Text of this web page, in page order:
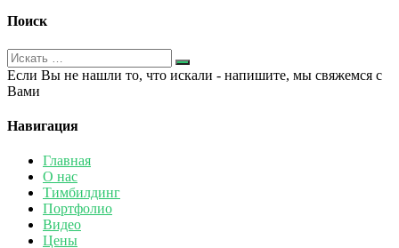
Поиск
Если Вы не нашли то, что искали - напишите, мы свяжемся с
Вами
Навигация
Главная
О нас
Тимбилдинг
Портфолио
Видео
Цены